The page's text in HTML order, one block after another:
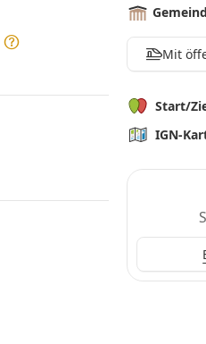
Mit
Start/
IGN-